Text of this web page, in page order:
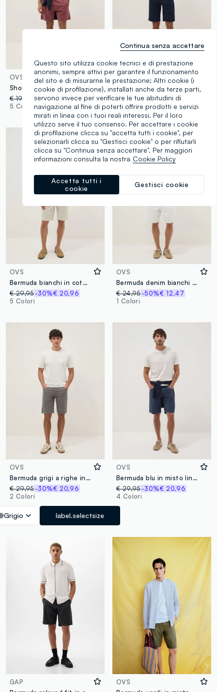
OVS
Shorts in misto cotone rosso regular fit con coulisse
€ 19,95
-25%€ 15,00
5 Colori
OVS
Bermuda blu in cotone elasticizzato regular fit
€ 29,95-30%€ 20,96
5 Colori
OVS
Bermuda bianchi in cotone elasticizzato regular fit
€ 29,95-30%€ 20,96
5 Colori
OVS
Bermuda denim bianchi in misto cotone baggy fit
€ 24,95 -50%€ 12,47
1 Colori
OVS
Bermuda grigi a righe in cotone elasticizzato regular fit
€ 29,95-30%€ 20,96
2 Colori
Grigio label.selectsize
OVS
Bermuda blu in misto lino e cotone a cinque tasche
€ 29,95 -30%€ 20,96
4 Colori
GAP
OVS
Questo sito utilizza cookie tecnici e di prestazione
anonimi, sempre attivi per garantire il funzionamento
del sito e di misurarne le prestazione; Altri cookie (i
cookie di profilazione), installati anche da terze parti,
servono invece per verificare le tue abitudini di
navigazione al fine di poterti offrire prodotti e servizi
mirati in linea con i tuoi reali interessi. Per il loro
utilizzo serve il tuo consenso. Per accettare i cookie
di profilazione clicca su "accetta tutti i cookie", per
selezionarli clicca su "Gestisci cookie" o per rifiutarli
clicca su "Continua senza accettare". Per maggiori
informazioni consulta la nostra Cookie Policy
Gestisci cookie
Accetta tutti i
cookie
Continua senza accettare